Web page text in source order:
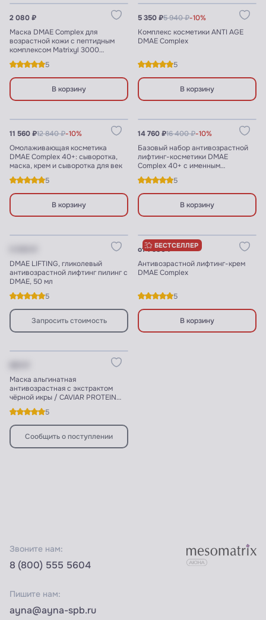
2 080 ₽
Маска DMAE Complex для
возрастной кожи с пептидным
комплексом Matrixyl 3000
(суперлифтинг)
5
В корзину
5 350 ₽5 940 ₽-10%
Комплекс косметики ANTI AGE
DMAE Complex
5
В корзину
11 560 ₽12 840 ₽-10%
Омолаживающая косметика
DMAE Complex 40+: сыворотка,
маска, крем и сыворотка для век
5
В корзину
14 760 ₽16 400 ₽-10%
Базовый набор антивозрастной
лифтинг-косметики DMAE
Complex 40+ с именным
сертификатом
5
В корзину
DMAE LIFTING, гликолевый
антивозрастной лифтинг пилинг с
DMAE, 50 мл
5
Запросить стоимость
БЕСТСЕЛЛЕР
от 1 980 ₽
Антивозрастной лифтинг-крем
DMAE Complex
5
В корзину
Маска альгинатная
антивозрастная с экстрактом
чёрной икры / CAVIAR PROTEIN
DMAE COMPLEX
5
Сообщить о поступлении
Звоните нам:
8 (800) 555 5604
Пишите нам:
ayna@ayna-spb.ru